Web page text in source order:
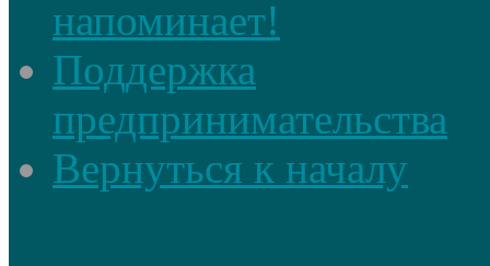
напоминает!
Поддержка
предпринимательства
Вернуться к началу